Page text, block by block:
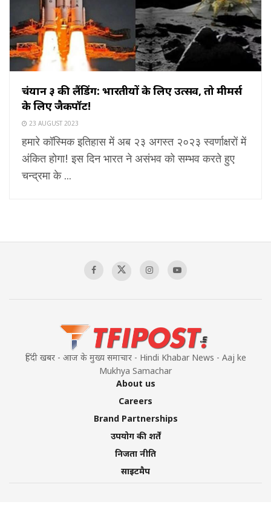
चंद्रयान ३ की लैंडिंग: भारतीयों के लिए उत्सव, तो मीमर्स
के लिए जैकपॉट!
23 AUGUST 2023
हमारे कॉस्मिक इतिहास में अब २३ अगस्त २०२३ स्वर्णाक्षरों में
अंकित होगा! इस दिन भारत ने असंभव को सम्भव करते हुए
चन्द्रमा के ...
हिंदी खबर - आज के मुख्य समाचार - Hindi Khabar News - Aaj ke
Mukhya Samachar
About us
Careers
Brand Partnerships
उपयोग की शर्तें
निजता नीति
साइटमैप